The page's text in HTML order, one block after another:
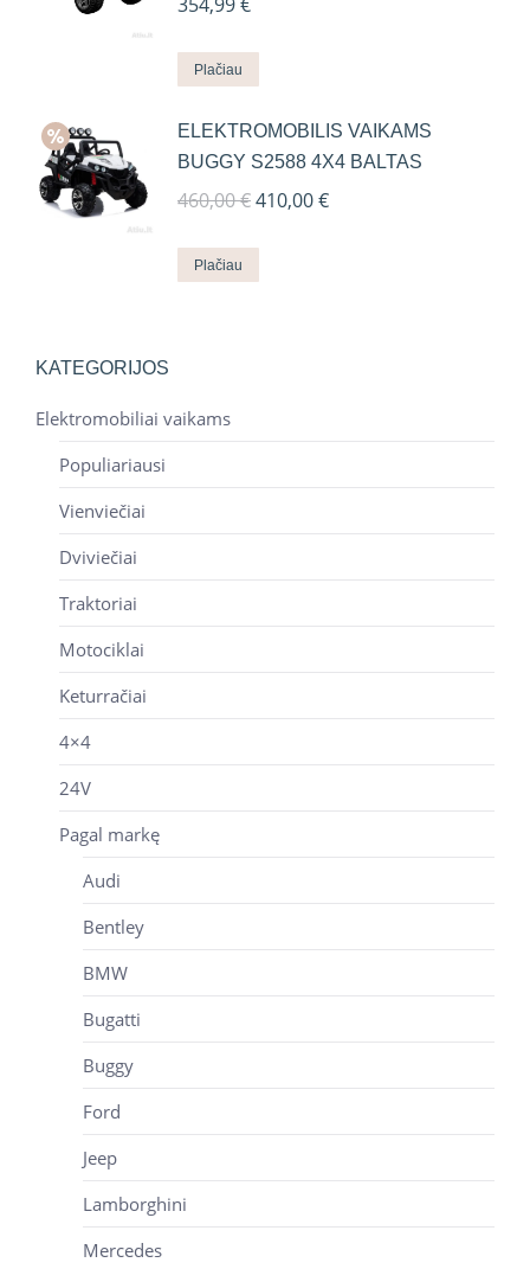
Plačiau
ELEKTROMOBILIS VAIKAMS
BUGGY S2588 4X4 BALTAS
460,00€Original
410,00€Current
Plačiau
KATEGORIJOS
Elektromobiliai vaikams
Populiariausi
Vienviečiai
Dviviečiai
Traktoriai
Motociklai
Keturračiai
4×4
24V
Pagal markę
Audi
Bentley
BMW
Bugatti
Buggy
Ford
Jeep
Lamborghini
Mercedes